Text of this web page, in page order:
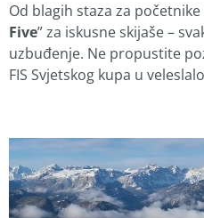
Od blagih staza za
Five” za iskusne skijaše –
uzbuđenje. Ne propustite
FIS Svjetskog kupa u